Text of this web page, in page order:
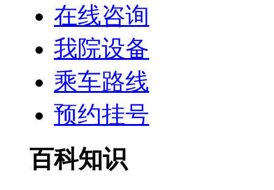
在线咨询
我院设备
乘车路线
预约挂号
百科知识